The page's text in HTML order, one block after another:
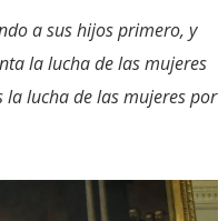
a sus hijos primero, y
la lucha de las mujeres
lucha de las mujeres por